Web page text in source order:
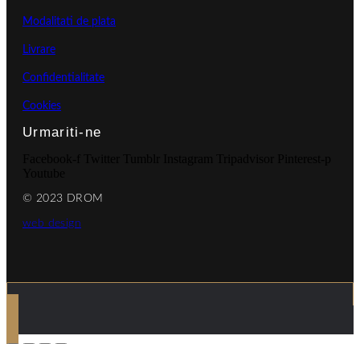
Modalitati de plata
Livrare
Confidentialitate
Cookies
Urmariti-ne
© 2023 DROM
web design